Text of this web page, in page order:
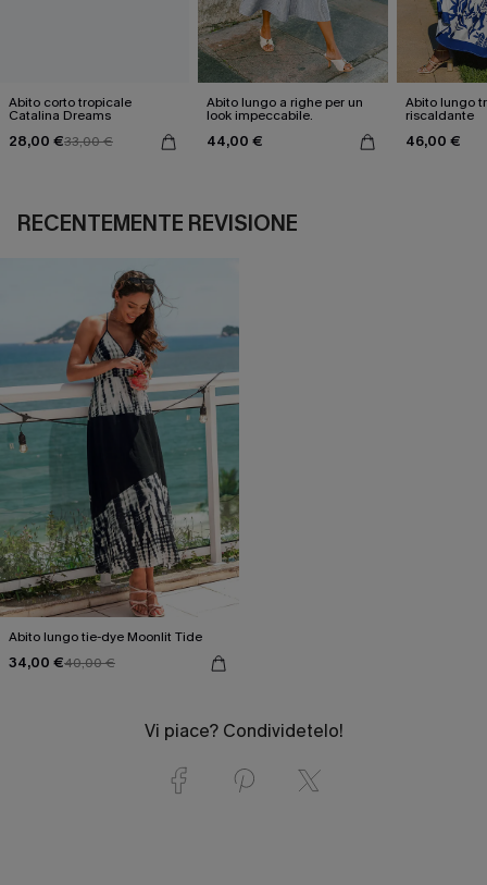
Abito corto tropicale
Catalina Dreams
28,00 €33,00 €
Abito lungo a righe per un
look impeccabile.
44,00 €
Abito lungo
riscaldante
46,00 €
RECENTEMENTE REVISIONE
Abito lungo tie-dye Moonlit Tide
34,00 €40,00 €
Vi piace? Condividetelo!